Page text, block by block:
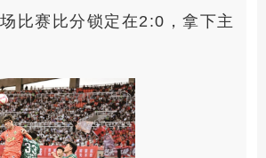
比赛比分锁定在2:0，拿下主